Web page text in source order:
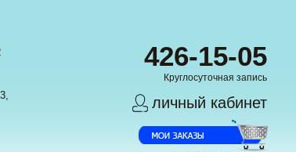
426-15-05
Круглосуточная запись
личный кабинет